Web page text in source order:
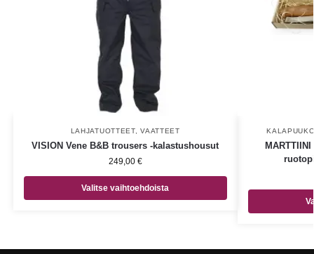
LAHJATUOTTEET,VAATTEET
VISION Vene B&B trousers -kalastushousut
249,00 €
Valitse vaihtoehdoista